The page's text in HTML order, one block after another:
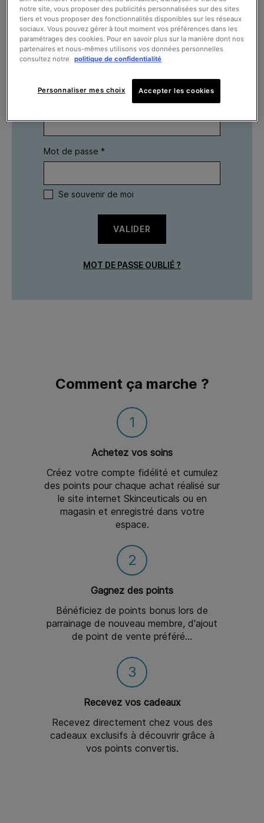
S'INSCRIRE
Mot de passe *
Se souvenir de moi
VALIDER
MOT DE PASSE OUBLIÉ ?
Comment ça marche ?
1
Achetez vos soins
Créez votre compte fidélité et cumulez
des points pour chaque achat réalisé sur
le site internet Skinceuticals ou en
magasin et enregistré dans votre
espace.
2
Gagnez des points
Bénéficiez de points bonus lors de
parrainage de nouveau membre, d'ajout
de point de vente préféré...
3
Recevez vos cadeaux
Recevez directement chez vous des
cadeaux exclusifs à découvrir grâce à
vos points convertis.
notre site, vous proposer des publicités personnalisées sur des sites
tiers et vous proposer des fonctionnalités disponibles sur les réseaux
sociaux. Vous pouvez gérer à tout moment vos préférences dans les
paramétrages des cookies. Pour en savoir plus sur la manière dont nos
partenaires et nous-mêmes utilisons vos données personnelles
consultez notre
politique de confidentialité
Personnaliser mes choix Accepter les cookies